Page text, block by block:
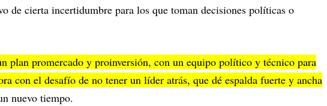
de cierta incertidumbre para los que toman decisiones políticas o
plan promercado y proinversión, con un equipo político y técnico para
con el desafío de no tener un líder atrás, que dé espalda fuerte y ancha
nuevo tiempo.